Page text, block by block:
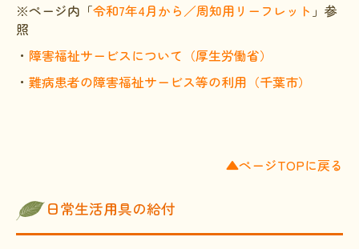
※ページ内「令和7年4月から／周知用リーフレット 」参
照
・ 障害福祉サービスについて（厚生労働省）
・ 難病患者の障害福祉サービス等の利用（千葉市）
▲ページTOPに戻る
日常生活用具の給付